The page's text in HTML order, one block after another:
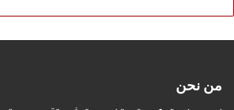
من نحن